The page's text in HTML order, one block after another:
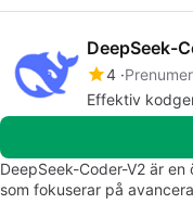
DeepSeek-
4
Effektiv
DeepSeek-Coder-V2 är
som fokuserar på